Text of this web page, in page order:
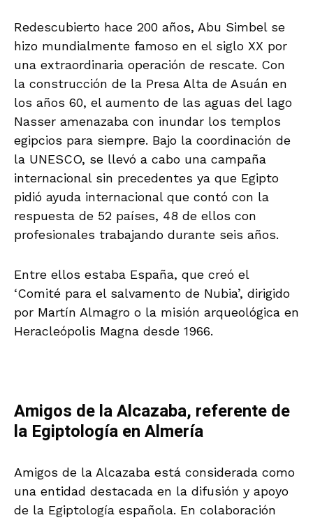
Redescubierto hace 200 años, Abu Simbel se
hizo mundialmente famoso en el siglo XX por
una extraordinaria operación de rescate. Con
la construcción de la Presa Alta de Asuán en
los años 60, el aumento de las aguas del lago
Nasser amenazaba con inundar los templos
egipcios para siempre. Bajo la coordinación de
la UNESCO, se llevó a cabo una campaña
internacional sin precedentes ya que Egipto
pidió ayuda internacional que contó con la
respuesta de 52 países, 48 de ellos con
profesionales trabajando durante seis años.
Entre ellos estaba España, que creó el
‘Comité para el salvamento de Nubia’, dirigido
por Martín Almagro o la misión arqueológica en
Heracleópolis Magna desde 1966.
Amigos de la Alcazaba, referente de
la Egiptología en Almería
Amigos de la Alcazaba está considerada como
una entidad destacada en la difusión y apoyo
de la Egiptología española. En colaboración